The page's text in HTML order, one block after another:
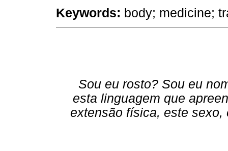
Keywords: body; medicine;
Sou eu rosto? Sou eu
esta linguagem que
extensão física, este